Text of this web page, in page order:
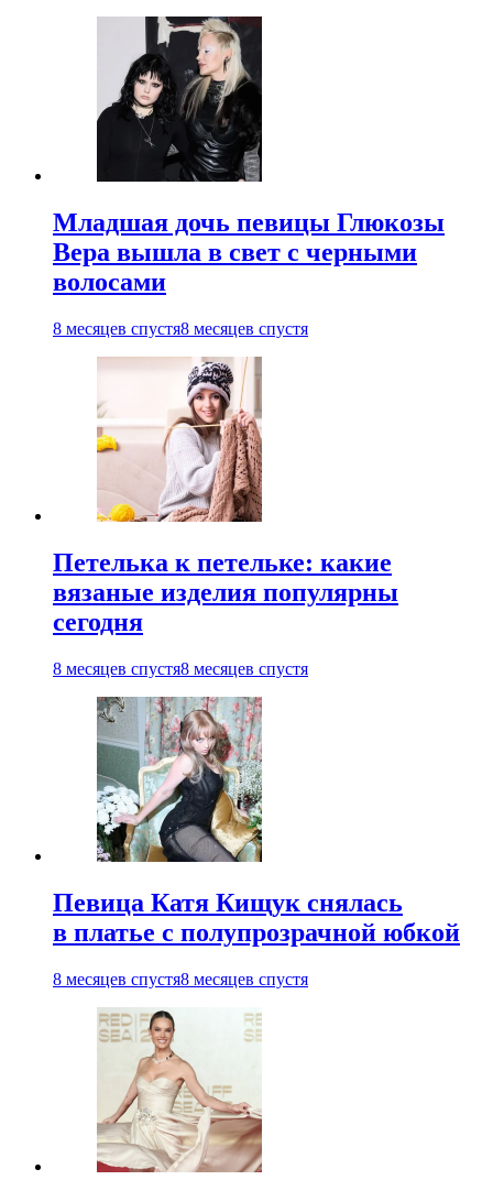
Младшая дочь певицы Глюкозы
Вера вышла в свет с черными
волосами
8 месяцев спустя8 месяцев спустя
Петелька к петельке: какие
вязаные изделия популярны
сегодня
8 месяцев спустя8 месяцев спустя
Певица Катя Кищук снялась
в платье с полупрозрачной юбкой
8 месяцев спустя8 месяцев спустя